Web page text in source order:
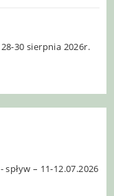
30 sierpnia 2026r.
spływ – 11-12.07.2026